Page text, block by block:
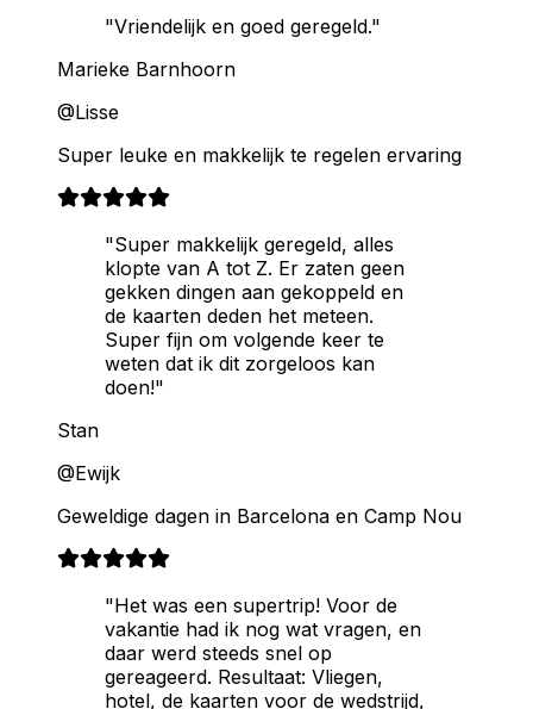
"Vriendelijk en goed geregeld."
Marieke Barnhoorn
@Lisse
Super leuke en makkelijk te regelen ervaring
"Super makkelijk geregeld, alles
klopte van A tot Z. Er zaten geen
gekken dingen aan gekoppeld en
de kaarten deden het meteen.
Super fijn om volgende keer te
weten dat ik dit zorgeloos kan
doen!"
Stan
@Ewijk
Geweldige dagen in Barcelona en Camp Nou
"Het was een supertrip! Voor de
vakantie had ik nog wat vragen, en
daar werd steeds snel op
gereageerd. Resultaat: Vliegen,
hotel, de kaarten voor de wedstrijd,